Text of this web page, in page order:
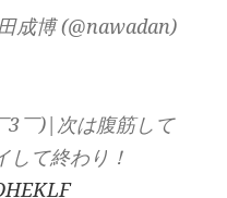
博 (@nawadan)
3￣)|次は腹筋して
して終わり！